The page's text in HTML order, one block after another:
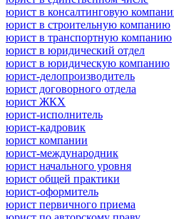
юрист в консалтинговую
юрист в строительную компанию
юрист в транспортную компанию
юрист в юридический отдел
юрист в юридическую компанию
юрист-делопроизводитель
юрист договорного отдела
юрист ЖКХ
юрист-исполнитель
юрист-кадровик
юрист компании
юрист-международник
юрист начального уровня
юрист общей практики
юрист-оформитель
юрист первичного приема